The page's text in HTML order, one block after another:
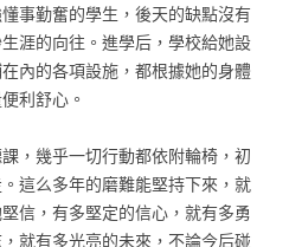
事勤奮的學生，後天的缺點沒有
涯的向往。進學后，學校給她設
內的各項設施，都根據她的身體
利舒心。
，幾乎一切行動都依附輪椅，初
這么多年的磨難能堅持下來，就
信，有多堅定的信心，就有多勇
就有多光亮的未來，不論今后碰